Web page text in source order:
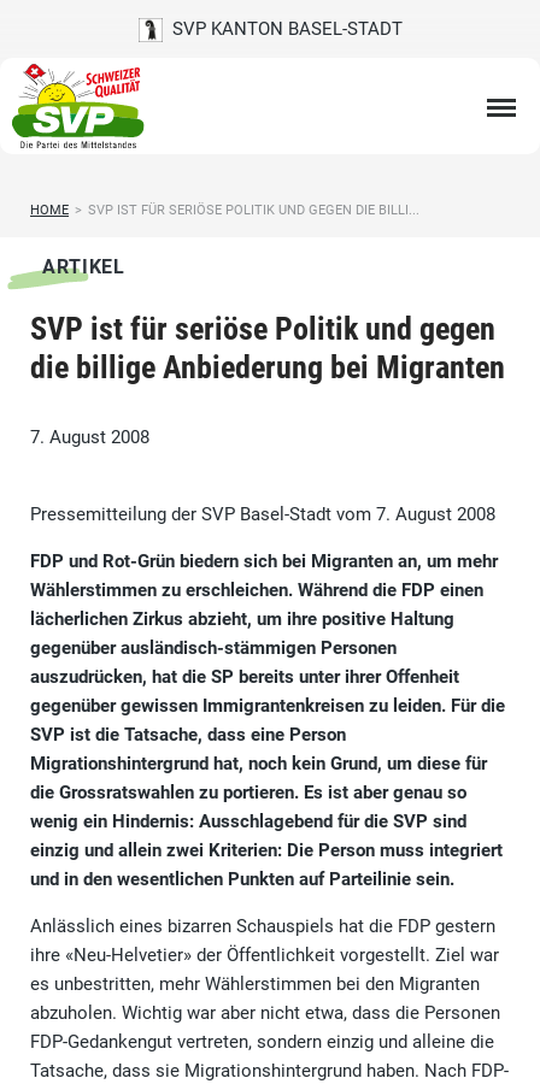
SVP KANTON BASEL-STADT
HOME > SVP IST FÜR SERIÖSE POLITIK UND GEGEN DIE BILLI...
ARTIKEL
SVP ist für seriöse Politik und gegen
die billige Anbiederung bei Migranten
7. August 2008
Pressemitteilung der SVP Basel-Stadt vom 7. August 2008
FDP und Rot-Grün biedern sich bei Migranten an, um mehr
Wählerstimmen zu erschleichen. Während die FDP einen
lächerlichen Zirkus abzieht, um ihre positive Haltung
gegenüber ausländisch-stämmigen Personen
auszudrücken, hat die SP bereits unter ihrer Offenheit
gegenüber gewissen Immigrantenkreisen zu leiden. Für die
SVP ist die Tatsache, dass eine Person
Migrationshintergrund hat, noch kein Grund, um diese für
die Grossratswahlen zu portieren. Es ist aber genau so
wenig ein Hindernis: Ausschlagebend für die SVP sind
einzig und allein zwei Kriterien: Die Person muss integriert
und in den wesentlichen Punkten auf Parteilinie sein.
Anlässlich eines bizarren Schauspiels hat die FDP gestern
ihre «Neu-Helvetier» der Öffentlichkeit vorgestellt. Ziel war
es unbestritten, mehr Wählerstimmen bei den Migranten
abzuholen. Wichtig war aber nicht etwa, dass die Personen
FDP-Gedankengut vertreten, sondern einzig und alleine die
Tatsache, dass sie Migrationshintergrund haben. Nach FDP-